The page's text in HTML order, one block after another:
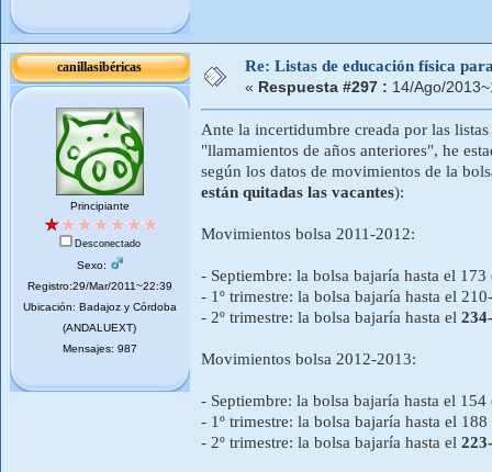
canillasibéricas
Principiante
Desconectado
Sexo:
Registro:29/Mar/2011~22:39
Ubicación: Badajoz y Córdoba
(ANDALUEXT)
Mensajes: 987
Re: Listas de educación física
« Respuesta #297 : 14/Ago/
Ante la incertidumbre creada por las
"llamamientos de años anteriores", he
según los datos de movimientos de la
están quitadas las vacantes):
Movimientos bolsa 2011-2012:
- Septiembre: la bolsa bajaría hasta el
- 1º trimestre: la bolsa bajaría hasta el
- 2º trimestre: la bolsa bajaría hasta el
Movimientos bolsa 2012-2013:
- Septiembre: la bolsa bajaría hasta el
- 1º trimestre: la bolsa bajaría hasta el
- 2º trimestre: la bolsa bajaría hasta el